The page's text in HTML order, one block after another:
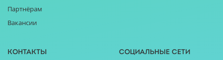
Партнёрам
Вакансии
Контакты Социальные сети